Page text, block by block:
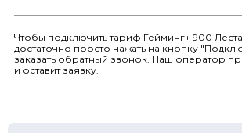
Чтобы подключить тариф Гейминг+ 900
достаточно просто нажать на кнопку
заказать обратный звонок. Наш оператор
и оставит заявку.